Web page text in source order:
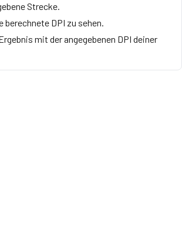
Strecke.
berechnete DPI zu sehen.
mit der angegebenen DPI deiner